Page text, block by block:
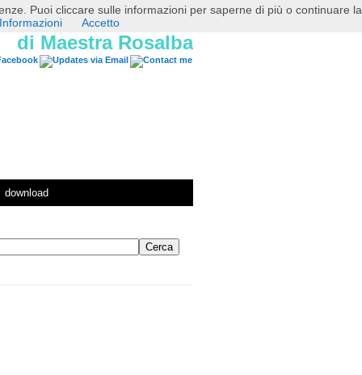
di Maestra Rosalba
download
Puoi cliccare sulle informazioni per saperne di più o continuare la
Accetto